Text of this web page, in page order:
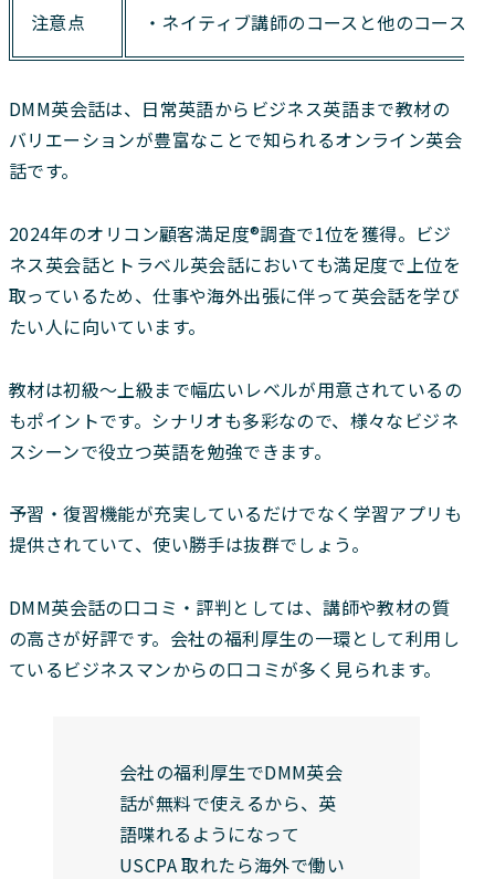
注意点 ・ネイティブ講師のコースと他のコース
DMM英会話は、日常英語からビジネス英語まで教材の
バリエーションが豊富なことで知られるオンライン英会
話です。
2024年のオリコン顧客満足度®調査で1位を獲得。ビジ
ネス英会話とトラベル英会話においても満足度で上位を
取っているため、仕事や海外出張に伴って英会話を学び
たい人に向いています。
教材は初級～上級まで幅広いレベルが用意されているの
もポイントです。シナリオも多彩なので、様々なビジネ
スシーンで役立つ英語を勉強できます。
予習・復習機能が充実しているだけでなく学習アプリも
提供されていて、使い勝手は抜群でしょう。
DMM英会話の口コミ・評判としては、講師や教材の質
の高さが好評です。会社の福利厚生の一環として利用し
ているビジネスマンからの口コミが多く見られます。
会社の福利厚生でDMM英会
話が無料で使えるから、英
語喋れるようになって
USCPA 取れたら海外で働い